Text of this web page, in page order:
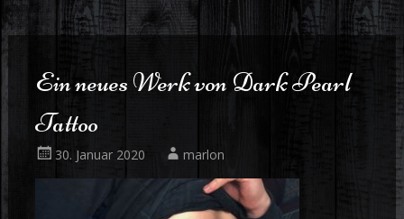
Ein neues Werk von Dark Pearl
Tattoo
30. Januar 2020 marlon